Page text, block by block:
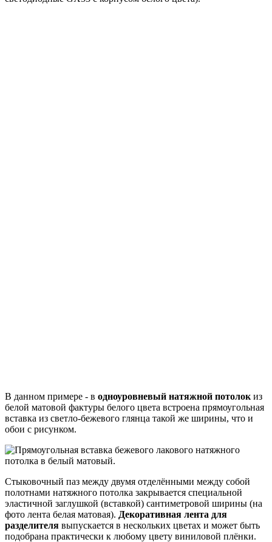
В данном примере - в одноуровневый натяжной потолок из
белой матовой фактуры белого цвета встроена прямоугольная
вставка из светло-бежевого глянца такой же ширины, что и
обои с рисунком.
Стыковочный паз между двумя отделёнными между собой
полотнами натяжного потолка закрывается специальной
эластичной заглушкой (вставкой) сантиметровой ширины (на
фото лента белая матовая). Декоративная лента для
разделителя выпускается в нескольких цветах и может быть
подобрана практически к любому цвету виниловой плёнки.